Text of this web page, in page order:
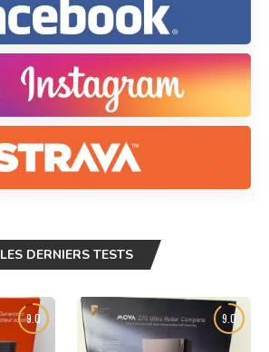
LES DERNIERS TESTS
9.0 9.0